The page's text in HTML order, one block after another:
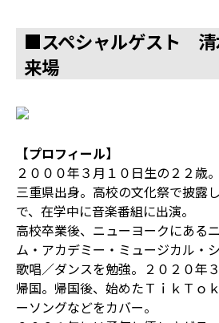
■スペシャルゲスト 清
来場
【プロフィール】
２０００年３月１０日生の２２歳。
三重県出身。高校の文化祭で披露
で、在学中に音楽番組に出演。
高校卒業後、ニューヨークにある
ム・アカデミー・ミュージカル・
歌唱／ダンスを勉強。２０２０年
帰国。帰国後、始めたＴｉｋＴｏ
ーソングなどをカバー。